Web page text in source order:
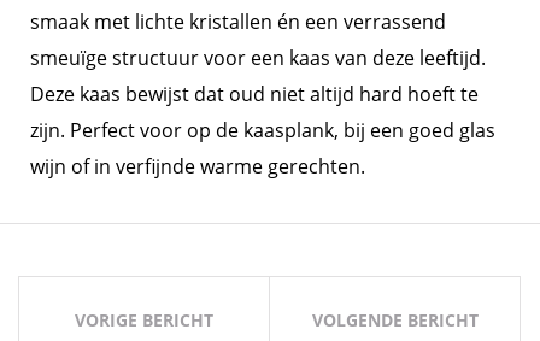
smaak met lichte kristallen én een verrassend
smeuïge structuur voor een kaas van deze leeftijd.
Deze kaas bewijst dat oud niet altijd hard hoeft te
zijn. Perfect voor op de kaasplank, bij een goed glas
wijn of in verfijnde warme gerechten.
Bericht
navigatie
VORIGE BERICHT VOLGENDE BERICHT